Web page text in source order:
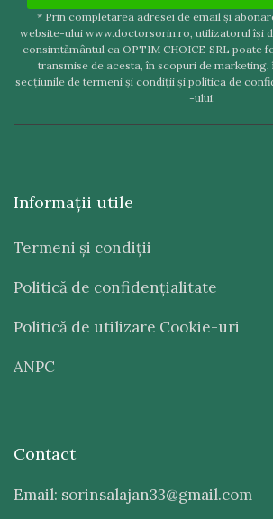
* Prin completarea adresei de email şi
website-ului www.doctorsorin.ro, utilizatorul îşi
consimtământul ca OPTIM CHOICE SRL poate
transmise de acesta, în scopuri de
secţiunile de termeni şi condiţii şi politica de
-ului.
Informaţii utile
Termeni şi condiţii
Politică de confidenţialitate
Politică de utilizare Cookie-uri
ANPC
Contact
Email: sorinsalajan33@gmail.com